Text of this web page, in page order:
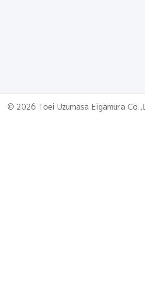
© 2026 Toei Uzumasa Eigamura